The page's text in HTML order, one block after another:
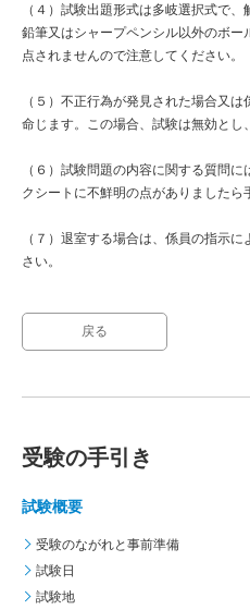
（４）試験出題形式は多岐選択式で、
鉛筆又はシャープペンシル以外のボ
点されませんので注意してください。
（５）不正行為が発見された場合又
命じます。この場合、試験は無効とし
（６）試験問題の内容に関する質問
クシートに不鮮明の点がありました
（７）退室する場合は、係員の指示
さい。
戻る
受験の手引き
試験概要
受験のながれと事前準備
試験日
試験地